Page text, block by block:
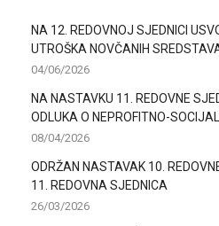
NA 12. REDOVNOJ SJEDNICI
UTROŠKA NOVČANIH
04/06/2026
NA NASTAVKU 11. REDOVNE
ODLUKA O NEPROFITNO-
08/04/2026
ODRŽAN NASTAVAK 10.
11. REDOVNA SJEDNICA
26/03/2026